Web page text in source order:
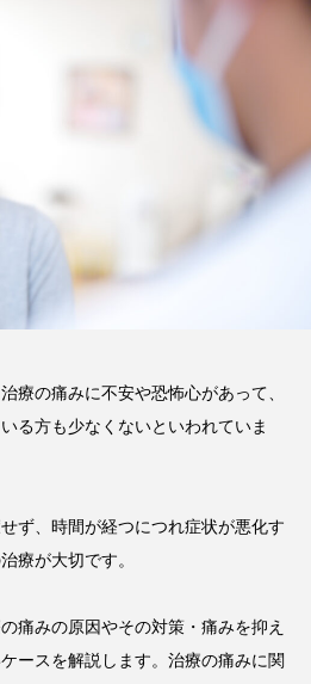
療の痛みに不安や恐怖心があって、
る方も少なくないといわれていま
ず、時間が経つにつれ症状が悪化す
療が大切です。
痛みの原因やその対策・痛みを抑え
ースを解説します。治療の痛みに関